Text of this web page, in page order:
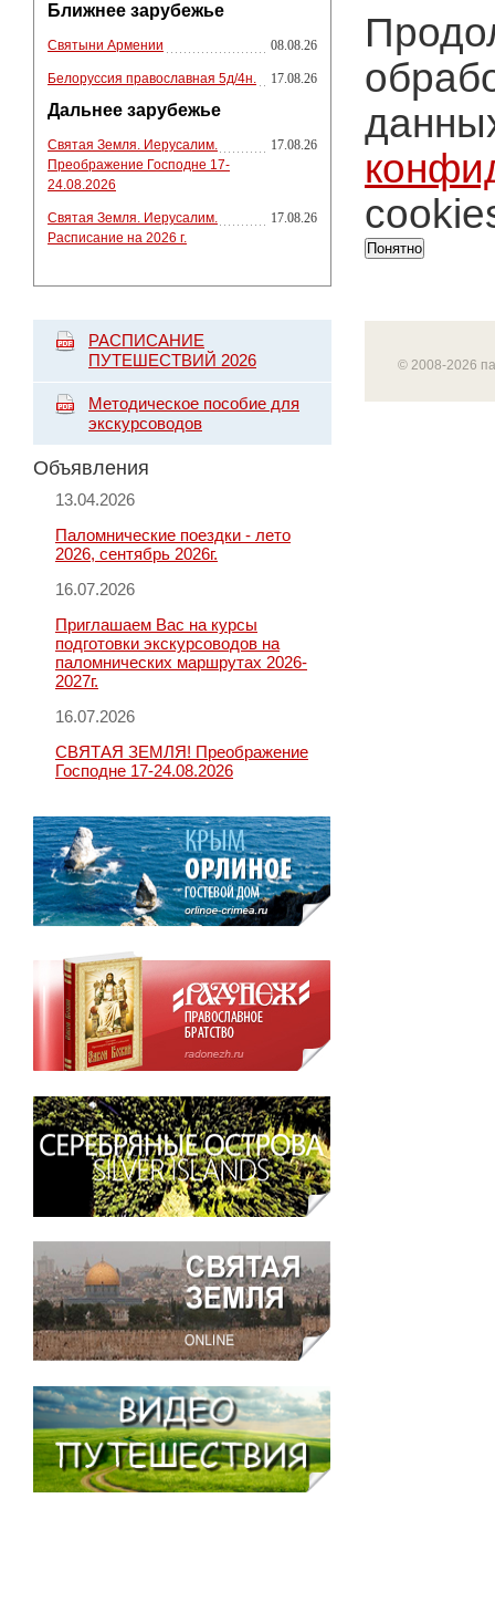
Ближнее зарубежье
Святыни Армении 08.08.26
Белоруссия православная 5д/4н. 17.08.26
Дальнее зарубежье
Святая Земля. Иерусалим.
Преображение Господне 17-
24.08.2026
17.08.26
Святая Земля. Иерусалим.
Расписание на 2026 г.
17.08.26
РАСПИСАНИЕ
ПУТЕШЕСТВИЙ 2026
Методическое пособие для
экскурсоводов
Объявления
13.04.2026
Паломнические поездки - лето
2026, сентябрь 2026г.
16.07.2026
Приглашаем Вас на курсы
подготовки экскурсоводов на
паломнических маршрутах 2026-
2027г.
16.07.2026
СВЯТАЯ ЗЕМЛЯ! Преображение
Господне 17-24.08.2026
Понятно
© 2008-2026